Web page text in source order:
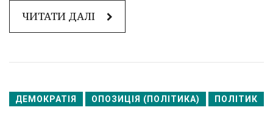
ЧИТАТИ ДАЛІ
ДЕМОКРАТІЯ ОПОЗИЦІЯ (ПОЛІТИКА) ПОЛІТИК